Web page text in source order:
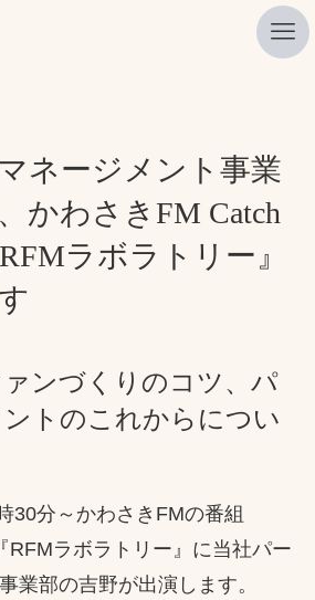
へ
ネージメント事業
かわさきFM Catch
ラボラトリー』
ンづくりのコツ、パ
トのこれからについ
30分～かわさきFMの番組
RFMラボラトリー』に当社パー
業部の吉野が出演します。